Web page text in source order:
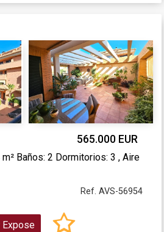
565.000 EUR
Baños: 2 Dormitorios: 3 , Aire
Ref. AVS-56954
Expose